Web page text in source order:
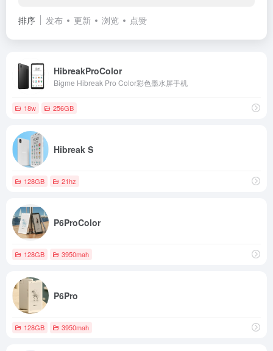
排序 发布 更新 浏览 点赞
HibreakProColor
Bigme Hibreak Pro Color彩色墨水屏手机
18w 256GB
Hibreak S
128GB 21hz
P6ProColor
128GB 3950mah
P6Pro
128GB 3950mah